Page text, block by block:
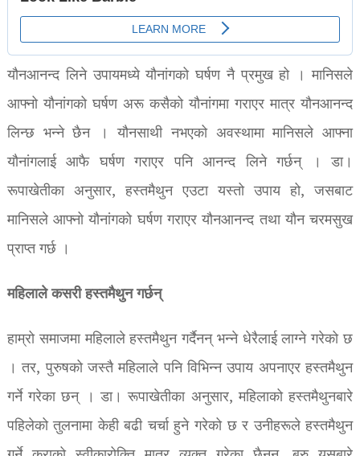
यौनआनन्द लिने उपायमध्ये यौनांगको घर्षण नै प्रमुख हो । मानिसले
आफ्नो यौनांगको घर्षण अरू कसैको यौनांगमा गराएर मात्र यौनआनन्द
लिन्छ भन्ने छैन । यौनसाथी नभएको अवस्थामा मानिसले आफ्ना
यौनांगलाई आफै घर्षण गराएर पनि आनन्द लिने गर्छन् । डा।
रूपाखेतीका अनुसार, हस्तमैथुन एउटा यस्तो उपाय हो, जसबाट
मानिसले आफ्नो यौनांगको घर्षण गराएर यौनआनन्द तथा यौन चरमसुख
प्राप्त गर्छ ।
महिलाले कसरी हस्तमैथुन गर्छन्
हाम्रो समाजमा महिलाले हस्तमैथुन गर्दैनन् भन्ने धेरैलाई लाग्ने गरेको छ
। तर, पुरुषको जस्तै महिलाले पनि विभिन्न उपाय अपनाएर हस्तमैथुन
गर्ने गरेका छन् । डा। रूपाखेतीका अनुसार, महिलाको हस्तमैथुनबारे
पहिलेको तुलनामा केही बढी चर्चा हुने गरेको छ र उनीहरूले हस्तमैथुन